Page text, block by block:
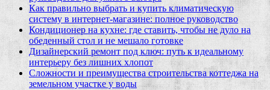
Как правильно выбрать и купить климатическую
систему в интернет‑магазине: полное руководство
Кондиционер на кухне: где ставить, чтобы не дуло на
обеденный стол и не мешало готовке
Дизайнерский ремонт под ключ: путь к идеальному
интерьеру без лишних хлопот
Сложности и преимущества строительства коттеджа на
земельном участке у воды